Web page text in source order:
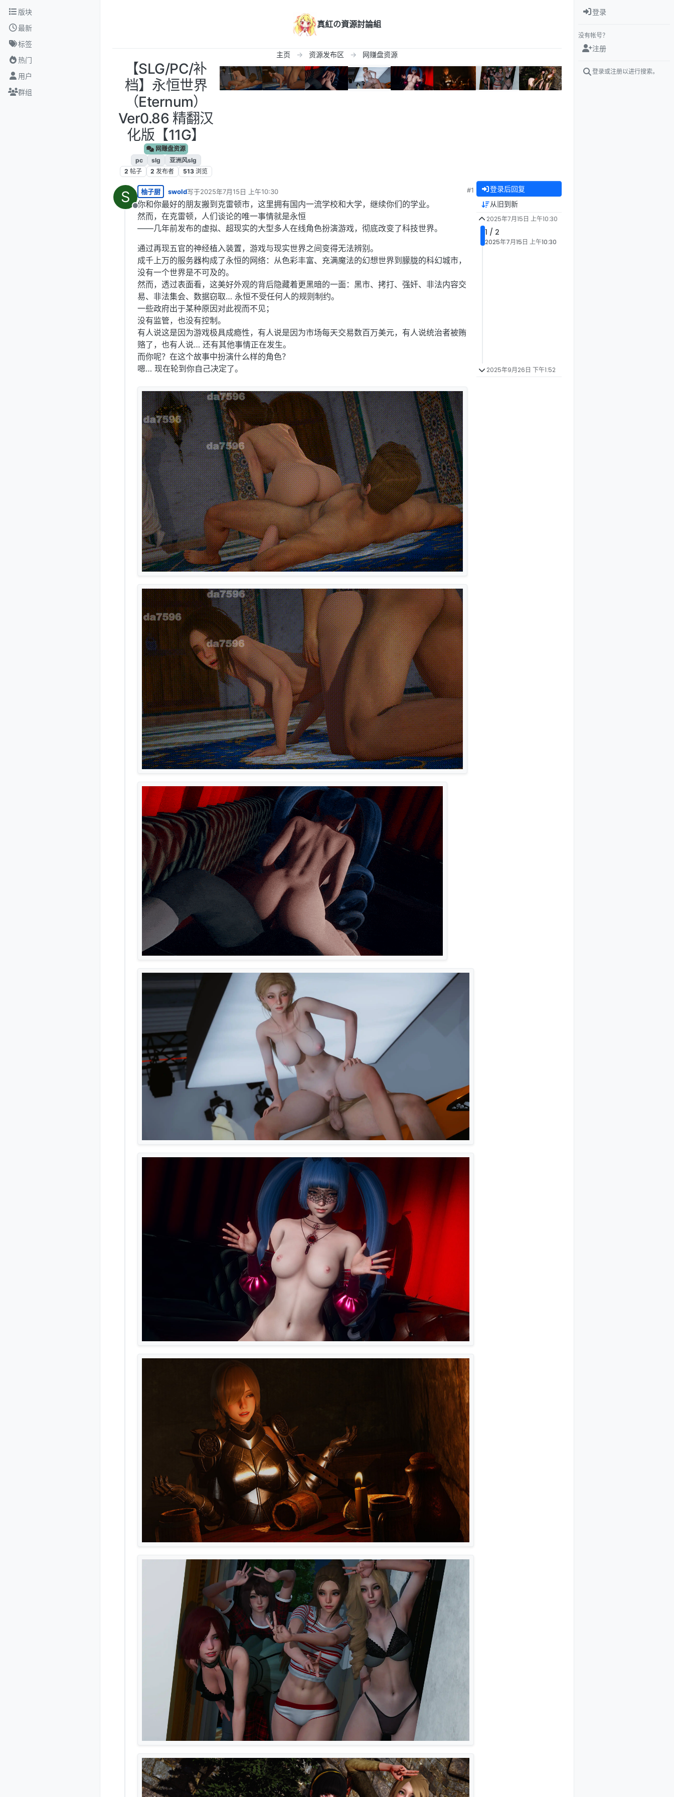
跳转至内容
版块
最新
标签
热门
用户
群组
真紅の資源討論組
主页 资源发布区 网赚盘资源
【SLG/PC/补
档】永恒世界
（Eternum）
Ver0.86 精翻汉
化版【11G】
网赚盘资源
pc
slg
亚洲风slg
2 帖子 2 发布者 513 浏览
S
离线
柚子厨 swold写于2025年7月15日 上午10:30
最后由 编辑
#1
你和你最好的朋友搬到克雷顿市，这里拥有国内一流学校和大学，继续你们的学业。
然而，在克雷顿，人们谈论的唯一事情就是永恒
——几年前发布的虚拟、超现实的大型多人在线角色扮演游戏，彻底改变了科技世界。
通过再现五官的神经植入装置，游戏与现实世界之间变得无法辨别。
成千上万的服务器构成了永恒的网络：从色彩丰富、充满魔法的幻想世界到朦胧的科幻城市，
没有一个世界是不可及的。
然而，透过表面看，这美好外观的背后隐藏着更黑暗的一面：黑市、拷打、强奸、非法内容交
易、非法集会、数据窃取… 永恒不受任何人的规则制约。
一些政府出于某种原因对此视而不见；
没有监管，也没有控制。
有人说这是因为游戏极具成瘾性，有人说是因为市场每天交易数百万美元，有人说统治者被贿
赂了，也有人说… 还有其他事情正在发生。
而你呢？在这个故事中扮演什么样的角色？
嗯… 现在轮到你自己决定了。
登录后回复
从旧到新
2025年7月15日 上午10:30
1 / 2
2025年7月15日 上午10:30
2025年9月26日 下午1:52
登录
没有帐号？
注册
登录或注册以进行搜索。